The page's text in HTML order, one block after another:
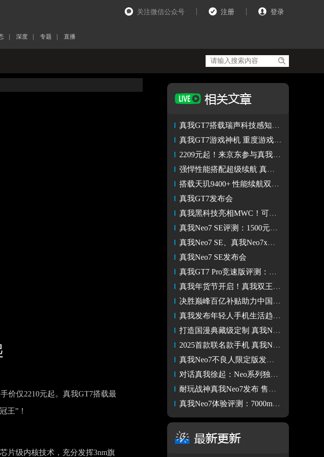
关注微信公众号 注册 登录
深度 专题 直播
价仅2210元起。真我GT7搭载最
王”！
片级内核技术，充分发挥3nm旗
真我GT7搭载瑞声科技感知系统解决方案
真我GT7游戏神机 重度游戏依然丝滑流畅
2209元起！来京东参与真我GT7预售享国补叠加以旧换新补贴
强悍性能搭配超级续航 真我GT7评测
搭载天玑9400+ 性能续航双冠王 真我GT7正式发布
真我GT7发布会
真我黑科技亮相MWC！可更换镜头概念机探索影像巅峰
真我Neo7 SE评测：1500元档游戏神机 续航战神更耐用
真我Neo7 SE、真我Neo7x发布 国补价1530起
真我Neo7 SE发布会
真我GT7 Pro竞速版评测：极致的游戏体验 纯血性能旗舰
真我年货节开启！真我双王牌GT7 Pro +Neo7年货节价格实惠
决胜巅峰百亿补贴助力中国电竞 真我手机与决胜巅峰中国赛区
真我发布年轻人手机生活趋势十大关键词，打造更懂年轻人的品牌
打造国漫典藏级定制 真我Neo7不良人限定版正式发布
2025首款联名款手机 真我Neo7不良人限定版带你遨游江湖
真我Neo7不良人限定版发布会
对话真我徐起：Neo系列独立 冲击中端线上市场份额第一
耐玩战神真我Neo7发布 售价仅2099元起 横扫中端市场
真我Neo7体验评测：7000mAh巨量电池加持 天玑9300+游戏玩到爽